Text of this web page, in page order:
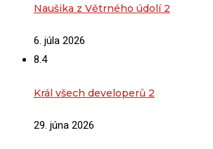
Naušika z Větrného údolí 2
6. júla 2026
8.4
Král všech developerů 2
29. júna 2026